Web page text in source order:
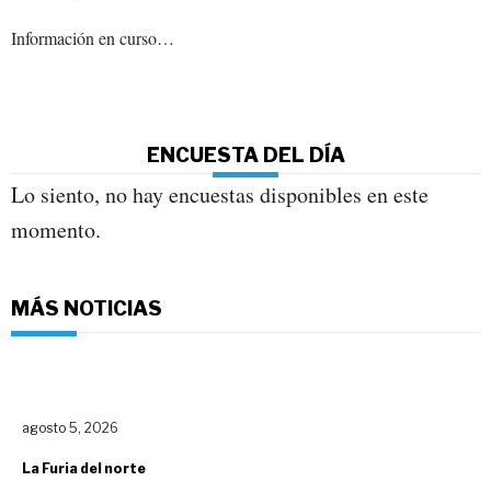
Información en curso…
ENCUESTA DEL DÍA
Lo siento, no hay encuestas disponibles en este
momento.
MÁS NOTICIAS
agosto 5, 2026
La Furia del norte